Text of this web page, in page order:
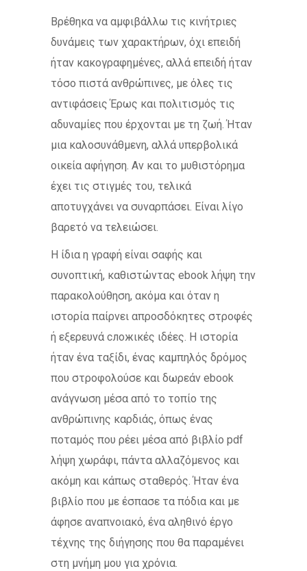
Βρέθηκα να αμφιβάλλω τις κινήτριες
δυνάμεις των χαρακτήρων, όχι επειδή
ήταν κακογραφημένες, αλλά επειδή ήταν
τόσο πιστά ανθρώπινες, με όλες τις
αντιφάσεις Έρως και πολιτισμός τις
αδυναμίες που έρχονται με τη ζωή. Ήταν
μια καλοσυνάθμενη, αλλά υπερβολικά
οικεία αφήγηση. Αν και το μυθιστόρημα
έχει τις στιγμές του, τελικά
αποτυγχάνει να συναρπάσει. Είναι λίγο
βαρετό να τελειώσει.
Η ίδια η γραφή είναι σαφής και
συνοπτική, καθιστώντας ebook λήψη την
παρακολούθηση, ακόμα και όταν η
ιστορία παίρνει απροσδόκητες στροφές
ή εξερευνά сложικές ιδέες. Η ιστορία
ήταν ένα ταξίδι, ένας καμπηλός δρόμος
που στροφολούσε και δωρεάν ebook
ανάγνωση μέσα από το τοπίο της
ανθρώπινης καρδιάς, όπως ένας
ποταμός που ρέει μέσα από βιβλίο pdf
λήψη χωράφι, πάντα αλλαζόμενος και
ακόμη και κάπως σταθερός. Ήταν ένα
βιβλίο που με έσπασε τα πόδια και με
άφησε αναπνοιακό, ένα αληθινό έργο
τέχνης της διήγησης που θα παραμένει
στη μνήμη μου για χρόνια.